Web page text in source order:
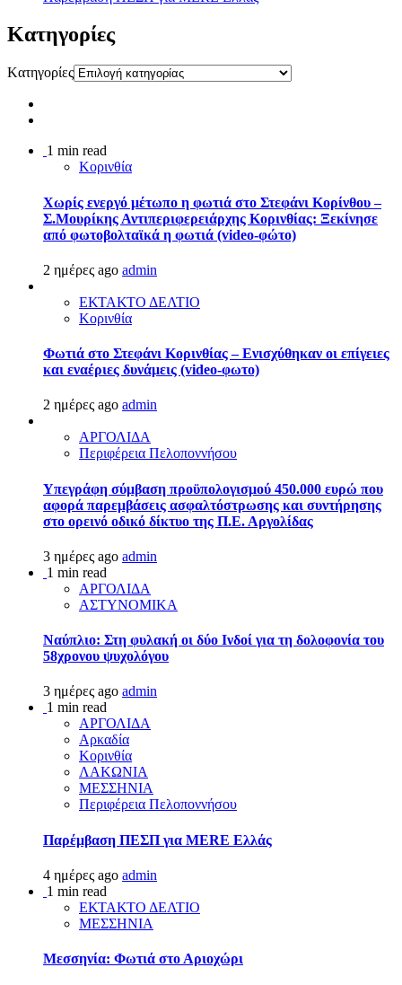
Kατηγορίες
Kατηγορίες
1 min read
Κορινθία
Χωρίς ενεργό μέτωπο η φωτιά στο Στεφάνι Κορίνθου –
Σ.Μουρίκης Αντιπεριφερειάρχης Κορινθίας: Ξεκίνησε
από φωτοβολταϊκά η φωτιά (video-φώτο)
2 ημέρες ago admin
ΕΚΤΑΚΤΟ ΔΕΛΤΙΟ
Κορινθία
Φωτιά στο Στεφάνι Κορινθίας – Ενισχύθηκαν οι επίγειες
και εναέριες δυνάμεις (video-φωτο)
2 ημέρες ago admin
ΑΡΓΟΛΙΔΑ
Περιφέρεια Πελοποννήσου
Υπεγράφη σύμβαση προϋπολογισμού 450.000 ευρώ που
αφορά παρεμβάσεις ασφαλτόστρωσης και συντήρησης
στο ορεινό οδικό δίκτυο της Π.Ε. Αργολίδας
3 ημέρες ago admin
1 min read
ΑΡΓΟΛΙΔΑ
ΑΣΤΥΝΟΜΙΚΑ
Ναύπλιο: Στη φυλακή οι δύο Ινδοί για τη δολοφονία του
58χρονου ψυχολόγου
3 ημέρες ago admin
1 min read
ΑΡΓΟΛΙΔΑ
Αρκαδία
Κορινθία
ΛΑΚΩΝΙΑ
ΜΕΣΣΗΝΙΑ
Περιφέρεια Πελοποννήσου
Παρέμβαση ΠΕΣΠ για MERE Ελλάς
4 ημέρες ago admin
1 min read
ΕΚΤΑΚΤΟ ΔΕΛΤΙΟ
ΜΕΣΣΗΝΙΑ
Μεσσηνία: Φωτιά στο Αριοχώρι